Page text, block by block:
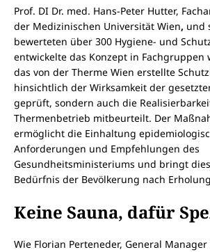
Prof. DI Dr. med. Hans-Peter Hutter,
der Medizinischen Universität Wien, und
bewerteten über 300 Hygiene- und
entwickelte das Konzept in Fachgruppen
das von der Therme Wien erstellte
hinsichtlich der Wirksamkeit der
geprüft, sondern auch die
Thermenbetrieb mitbeurteilt. Der
ermöglicht die Einhaltung
Anforderungen und Empfehlungen des
Gesundheitsministeriums und bringt
Bedürfnis der Bevölkerung nach
Keine Sauna, dafür
Wie Florian Perteneder, General